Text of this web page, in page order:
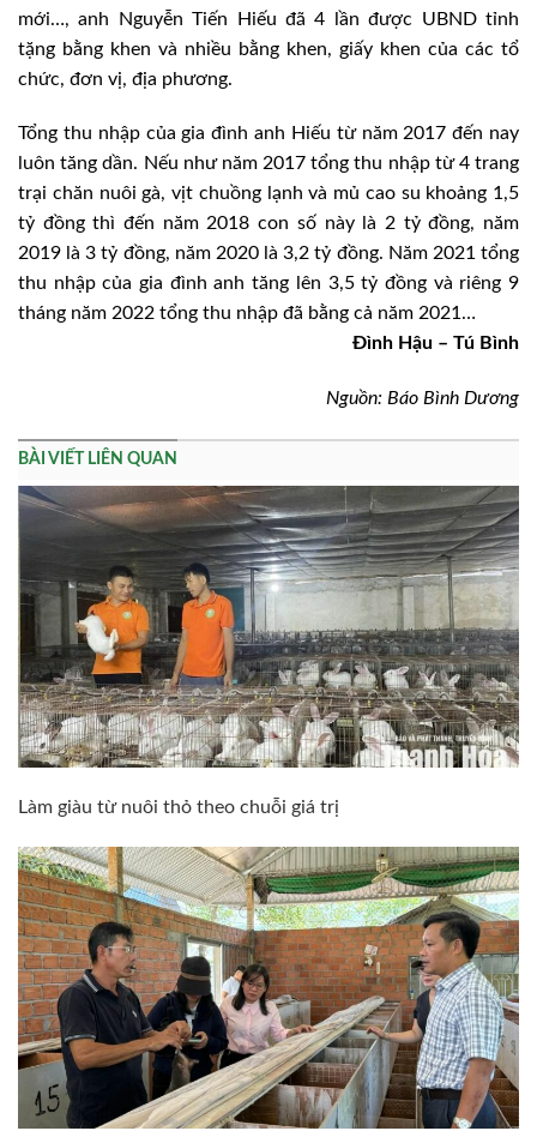
mới…, anh Nguyễn Tiến Hiếu đã 4 lần được UBND tỉnh
tặng bằng khen và nhiều bằng khen, giấy khen của các tổ
chức, đơn vị, địa phương.
Tổng thu nhập của gia đình anh Hiếu từ năm 2017 đến nay
luôn tăng dần. Nếu như năm 2017 tổng thu nhập từ 4 trang
trại chăn nuôi gà, vịt chuồng lạnh và mủ cao su khoảng 1,5
tỷ đồng thì đến năm 2018 con số này là 2 tỷ đồng, năm
2019 là 3 tỷ đồng, năm 2020 là 3,2 tỷ đồng. Năm 2021 tổng
thu nhập của gia đình anh tăng lên 3,5 tỷ đồng và riêng 9
tháng năm 2022 tổng thu nhập đã bằng cả năm 2021…
Đình Hậu – Tú Bình
Nguồn: Báo Bình Dương
BÀI VIẾT LIÊN QUAN
Làm giàu từ nuôi thỏ theo chuỗi giá trị